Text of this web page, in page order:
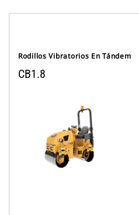
Rodillos Vibratorios En Tándem
CB1.8